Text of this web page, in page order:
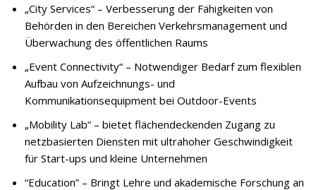
„City Services“ – Verbesserung der Fähigkeiten von
Behörden in den Bereichen Verkehrsmanagement und
Überwachung des öffentlichen Raums
„Event Connectivity“ – Notwendiger Bedarf zum flexiblen
Aufbau von Aufzeichnungs- und
Kommunikationsequipment bei Outdoor-Events
„Mobility Lab“ – bietet flächendeckenden Zugang zu
netzbasierten Diensten mit ultrahoher Geschwindigkeit
für Start-ups und kleine Unternehmen
“Education” – Bringt Lehre und akademische Forschung an